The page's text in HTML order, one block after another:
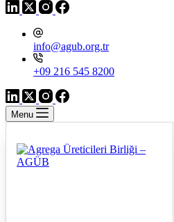
info@agub.org.tr
+09 216 545 8200
Menu